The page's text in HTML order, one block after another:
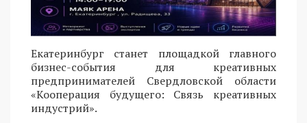
Екатеринбург станет площадкой главного
бизнес-события для креативных
предпринимателей Свердловской области
«Кооперация будущего: Связь креативных
индустрий».